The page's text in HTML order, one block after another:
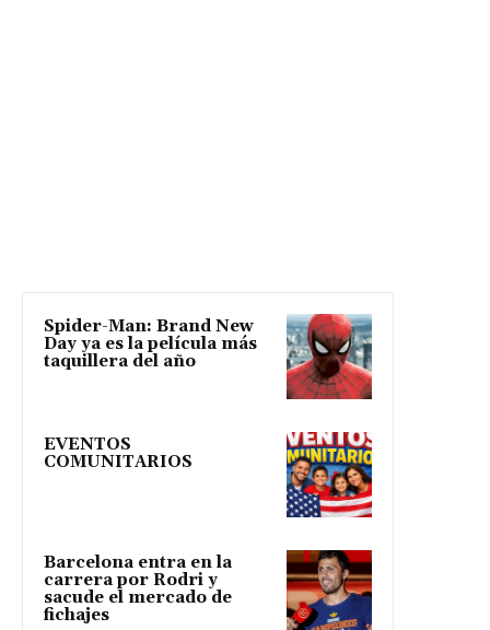
Spider-Man: Brand New
Day ya es la película más
taquillera del año
EVENTOS
COMUNITARIOS
Barcelona entra en la
carrera por Rodri y
sacude el mercado de
fichajes